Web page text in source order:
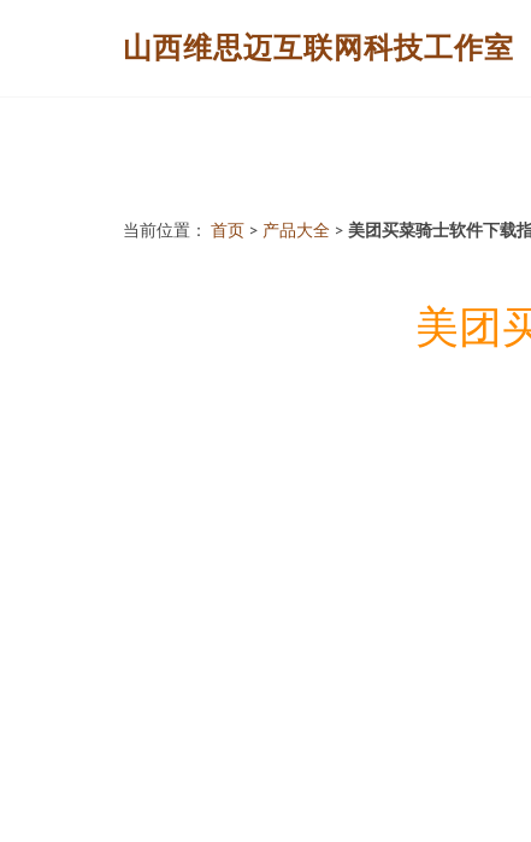
山西维思迈互联网科技工作室
当前位置： 首页 > 产品大全 > 美团买菜骑士软件下载
美团